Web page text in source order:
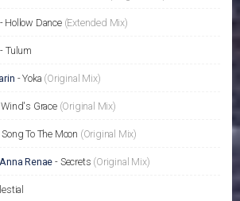
Hollow Dance (Extended Mix)
- Tulum
-Yoka (Original Mix)
Wind's Grace (Original Mix)
Song To The Moon (Original Mix)
Renae - Secrets (Original Mix)